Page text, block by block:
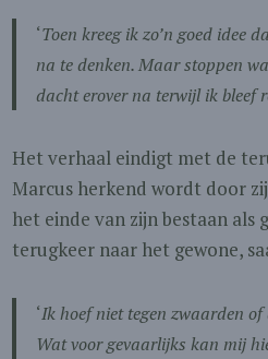
‘Toen kreeg ik zo’n goed idee
na te denken. Maar stoppen
dacht erover na terwijl ik bleef
Het verhaal eindigt met de
Marcus herkend wordt door
het einde van zijn bestaan als
terugkeer naar het gewone,
‘Ik hoef niet tegen zwaarden
Wat voor gevaarlijks kan mij